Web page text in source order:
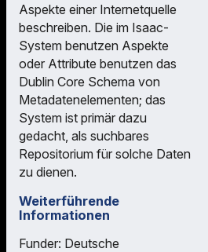
Aspekte einer Internetquelle
beschreiben. Die im Isaac-
System benutzen Aspekte
oder Attribute benutzen das
Dublin Core Schema von
Metadatenelementen; das
System ist primär dazu
gedacht, als suchbares
Repositorium für solche Daten
zu dienen.
Weiterführende
Informationen
Funder: Deutsche